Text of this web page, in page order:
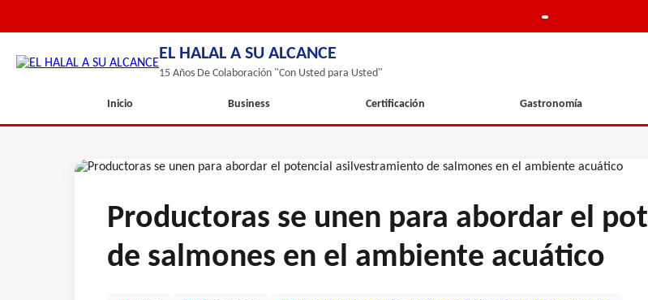
EL HALAL A SU ALCANCE
15 Años De Colaboración "Con Usted para Usted"
Inicio Business Certificación Gastronomía
Productoras se unen para abordar el
de salmones en el ambiente acuático